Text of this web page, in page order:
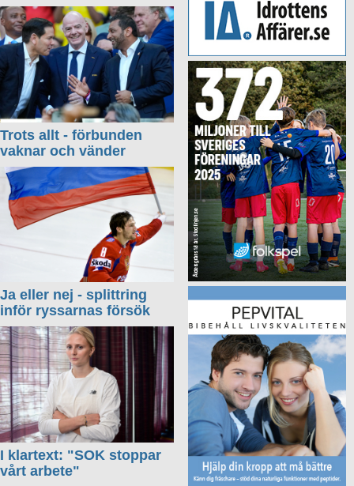
Trots allt - förbunden
vaknar och vänder
Ja eller nej - splittring
inför ryssarnas försök
I klartext: "SOK stoppar
vårt arbete"